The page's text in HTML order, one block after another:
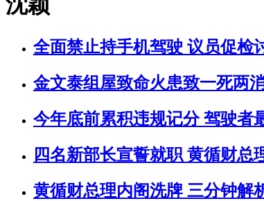
沈颖
全面禁止持手机驾驶 议员促检
金文泰组屋致命火患致一死两
今年底前累积违规记分 驾驶者
四名新部长宣誓就职 黄循财总
黄循财总理内阁洗牌 三分钟解